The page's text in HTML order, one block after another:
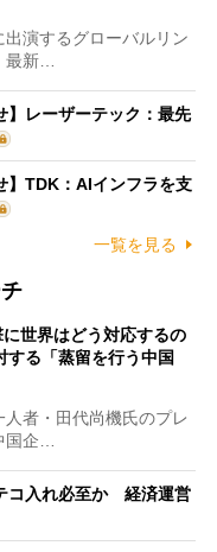
演するグローバルリン
最新…
】レーザーテック：最先
】TDK：AIインフラを支
一覧を見る
世界はどう対応するの
る「蒸留を行う中国
者・田代尚機氏のプレ
国企…
コ入れ必至か 経済運営